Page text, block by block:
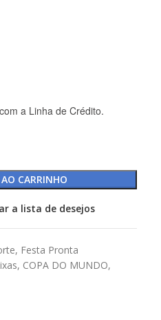
com a Linha de Crédito.
CARRINHO
a lista de desejos
, Festa Pronta
, COPA DO MUNDO,